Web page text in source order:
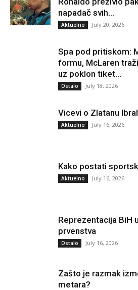
napadač svih...
Aktuelno July 20, 2026
Spa pod pritiskom:
formu, McLaren
uz poklon tiket...
Ostalo July 18, 2026
Vicevi o Zlatanu
Aktuelno July 16, 2026
Kako postati
Aktuelno July 16, 2026
Reprezentacija BiH
prvenstva
Ostalo July 16, 2026
Zašto je razmak
metara?